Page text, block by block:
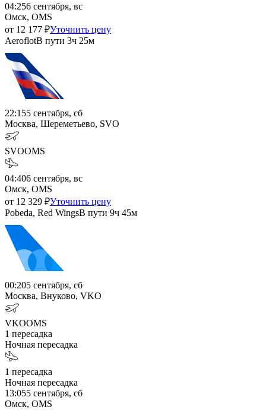
04:256 сентября, вс
Омск, OMS
от 12 177 ₽Уточнить цену
AeroflotВ пути 3ч 25м
22:155 сентября, сб
Москва, Шереметьево, SVO
SVOOMS
04:406 сентября, вс
Омск, OMS
от 12 329 ₽Уточнить цену
Pobeda, Red WingsВ пути 9ч 45м
00:205 сентября, сб
Москва, Внуково, VKO
VKOOMS
1 пересадка
Ночная пересадка
1 пересадка
Ночная пересадка
13:055 сентября, сб
Омск, OMS